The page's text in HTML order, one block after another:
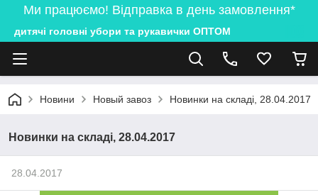
Ми працюємо! Відправка в день замовлення*
дитячі головні убори та рукавички ОПТОМ
Новини Новый завоз Новинки на складі, 28.04.2017
Новинки на складі, 28.04.2017
28.04.2017